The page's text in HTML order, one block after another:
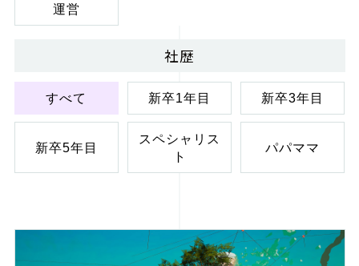
運営
社歴
すべて 新卒1年目 新卒3年目
新卒5年目
スペシャリス
ト
パパママ